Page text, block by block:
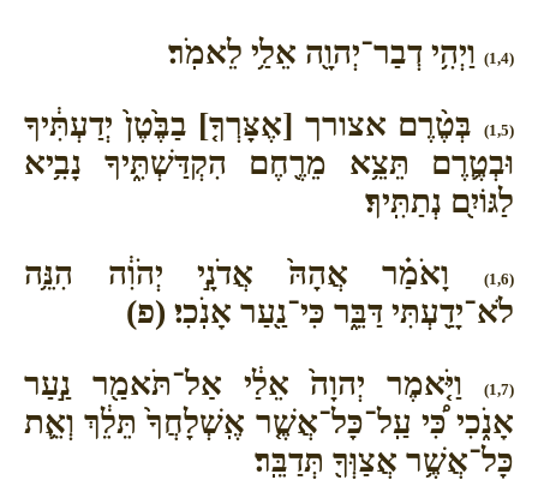
(1,4) וַיְהִ֥י דְבַר־יְהוָ֖ה אֵלַ֥י לֵאמֹֽר׃
(1,5)
בְּטֶ֨רֶם אצורך [אֶצָּרְךָ֤] בַבֶּ֙טֶן֙ יְדַעְתִּ֔יךָ
וּבְטֶ֛רֶם תֵּצֵ֥א מֵרֶ֖חֶם הִקְדַּשְׁתִּ֑יךָ נָבִ֥יא
לַגּוֹיִ֖ם נְתַתִּֽיךָ׃
(1,6)
וָאֹמַ֗ר אֲהָהּ֙ אֲדֹנָ֣י יְהֹוִ֔ה הִנֵּ֥ה
לֹא־יָדַ֖עְתִּי דַּבֵּ֑ר כִּי־נַ֖עַר אָנֹֽכִי׃ (פ)
(1,7)
וַיֹּ֤אמֶר יְהוָה֙ אֵלַ֔י אַל־תֹּאמַ֖ר נַ֣עַר
אָנֹ֑כִי כִּ֠י עַֽל־כָּל־אֲשֶׁ֤ר אֶֽשְׁלָחֲךָ֙ תֵּלֵ֔ךְ וְאֵ֛ת
כָּל־אֲשֶׁ֥ר אֲצַוְּךָ֖ תְּדַבֵּֽר׃